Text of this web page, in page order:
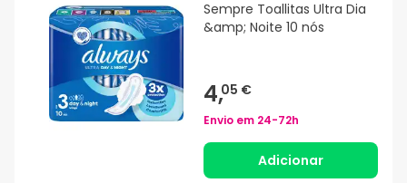
Sempre Toallitas Ultra Dia
&amp; Noite 10 nós
4,05 €
Envio em 24-72h
Adicionar